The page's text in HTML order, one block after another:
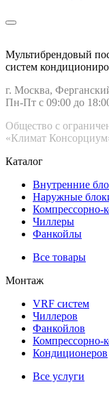
Мультибрендовый
систем
г. Москва,
Пн-Пт с 09:00 до
Общество с
«Климат
Каталог
Внутренние
Наружные
Компрессорно-
Чиллеры
Фанкойлы
Все товары
Монтаж
VRF систем
Чиллеров
Фанкойлов
Компрессорно-
Кондиционеров
Все услуги